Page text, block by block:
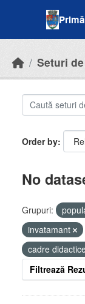
Seturi
Order by
No
Grupuri:
invatamant
cadre
Filtrează